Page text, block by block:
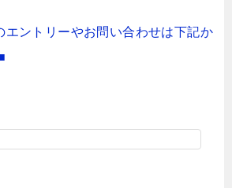
エントリーやお問い合わせは下記か